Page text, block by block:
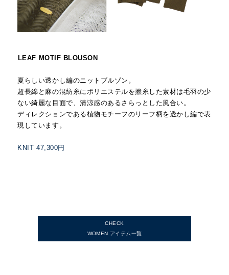
LEAF MOTIF BLOUSON
夏らしい透かし編のニットブルゾン。
超長綿と麻の混紡糸にポリエステルを撚糸した素材は毛羽の少
ない綺麗な目面で、清涼感のあるさらっとした風合い。
ディレクションである植物モチーフのリーフ柄を透かし編で表
現しています。
KNIT 47,300円
CHECK
WOMEN アイテム一覧